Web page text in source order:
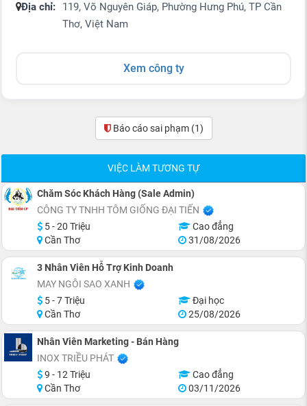
Địa chỉ:
119, Võ Nguyên Giáp, Phường Hưng Phú, TP Cần
Thơ, Việt Nam
Xem công ty
Báo cáo sai phạm (1)
VIỆC LÀM TƯƠNG TỰ
Chăm Sóc Khách Hàng (Sale Admin)
CÔNG TY TNHH TÔM GIỐNG ĐẠI TIẾN
5 - 20 Triệu
Cao đẳng
Cần Thơ
31/08/2026
3 Nhân Viên Hỗ Trợ Kinh Doanh
MAY NGÔI SAO XANH
5 - 7 Triệu
Đại học
Cần Thơ
25/08/2026
Nhân Viên Marketing - Bán Hàng
INOX TRIỀU PHÁT
9 - 12 Triệu
Cao đẳng
Cần Thơ
03/11/2026